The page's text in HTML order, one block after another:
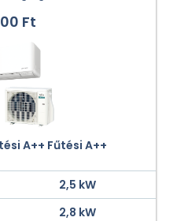
Ft
A++ Fűtési A++
2,5 kW
2,8 kW